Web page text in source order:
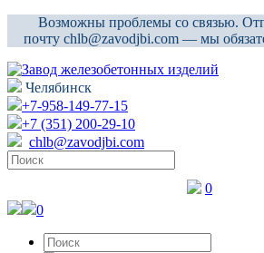
Возможны проблемы со связью.
почту chlb@zavodjbi.com — мы
Челябинск
+7-958-149-77-15
+7 (351) 200-29-10
chlb@zavodjbi.com
0
0